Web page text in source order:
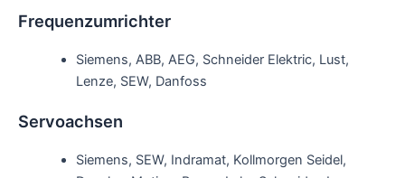
Frequenzumrichter
Siemens, ABB, AEG, Schneider Elektric, Lust,
Lenze, SEW, Danfoss
Servoachsen
Siemens, SEW, Indramat, Kollmorgen Seidel,